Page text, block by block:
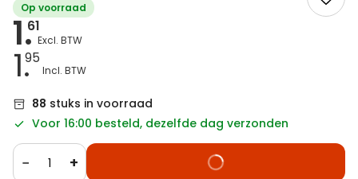
Op voorraad
1.61
1.95
88 stuks in voorraad
Voor 16:00 besteld, dezelfde dag verzonden
− +